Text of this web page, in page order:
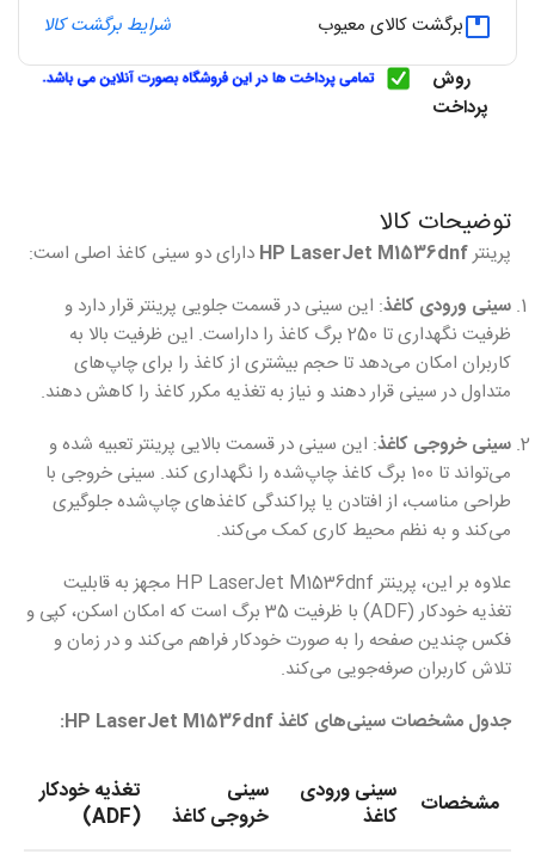
برگشت کالای معیوب
شرایط برگشت کالا
روش
پرداخت
توضیحات کالا
پرینترHP LaserJet M1536dnf دارای دو سینی کاغذ اصلی است:
سینی ورودی کاغذ: این سینی در قسمت جلویی پرینتر قرار دارد و
ظرفیت نگهداری تا 250 برگ کاغذ را داراست. این ظرفیت بالا به
کاربران امکان می‌دهد تا حجم بیشتری از کاغذ را برای چاپ‌های
متداول در سینی قرار دهند و نیاز به تغذیه مکرر کاغذ را کاهش دهند.
سینی خروجی کاغذ: این سینی در قسمت بالایی پرینتر تعبیه شده و
می‌تواند تا 100 برگ کاغذ چاپ‌شده را نگهداری کند. سینی خروجی با
طراحی مناسب، از افتادن یا پراکندگی کاغذهای چاپ‌شده جلوگیری
می‌کند و به نظم محیط کاری کمک می‌کند.
علاوه بر این، پرینتر HP LaserJet M1536dnf مجهز به قابلیت
تغذیه خودکار (ADF) با ظرفیت 35 برگ است که امکان اسکن، کپی و
فکس چندین صفحه را به صورت خودکار فراهم می‌کند و در زمان و
تلاش کاربران صرفه‌جویی می‌کند.
جدول مشخصات سینی‌های کاغذ HP LaserJet M1536dnf:
مشخصات
سینی ورودی
کاغذ
سینی
خروجی کاغذ
تغذیه خودکار
(ADF)